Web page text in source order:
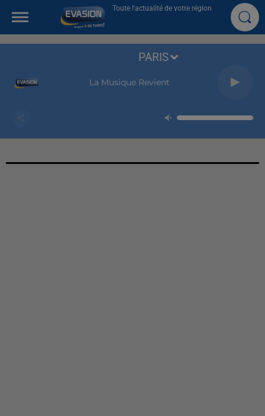
Toute l'actualité de votre région
La Musique Revient
PARIS